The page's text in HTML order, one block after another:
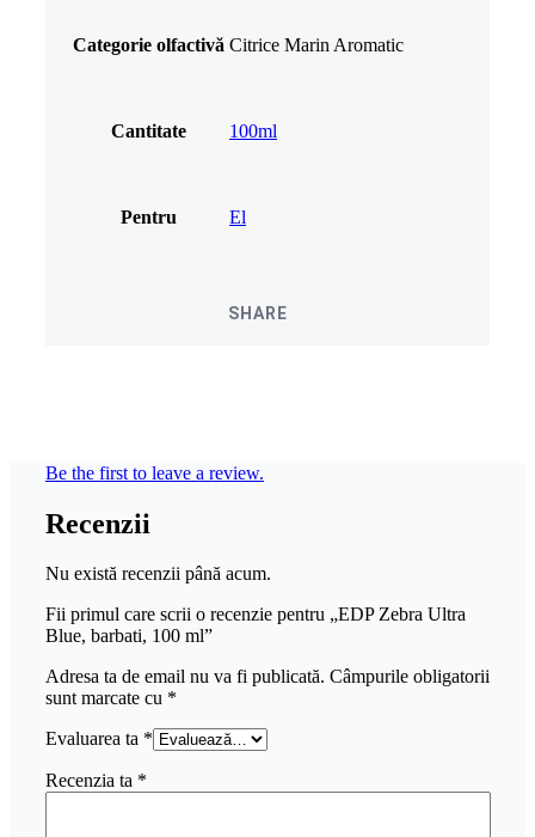
Categorie olfactivă Citrice Marin Aromatic
Cantitate 100ml
Pentru El
SHARE
Be the first to leave a review.
Recenzii
Nu există recenzii până acum.
Fii primul care scrii o recenzie pentru „EDP Zebra Ultra
Blue, barbati, 100 ml”
Adresa ta de email nu va fi publicată. Câmpurile obligatorii
sunt marcate cu *
Evaluarea ta *
Recenzia ta *